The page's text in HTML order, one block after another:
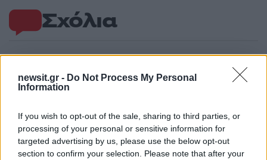
newsit.gr - Do Not Process My Personal
Information
If you wish to opt-out of the sale, sharing to third parties, or
processing of your personal or sensitive information for
targeted advertising by us, please use the below opt-out
section to confirm your selection. Please note that after your
Σχόλια
Σχολίασε εδώ
50 /50